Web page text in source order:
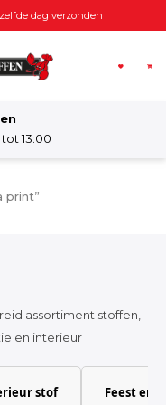
dag verzonden
13:00
print”
assortiment stoffen,
en interieur
stof Feest en